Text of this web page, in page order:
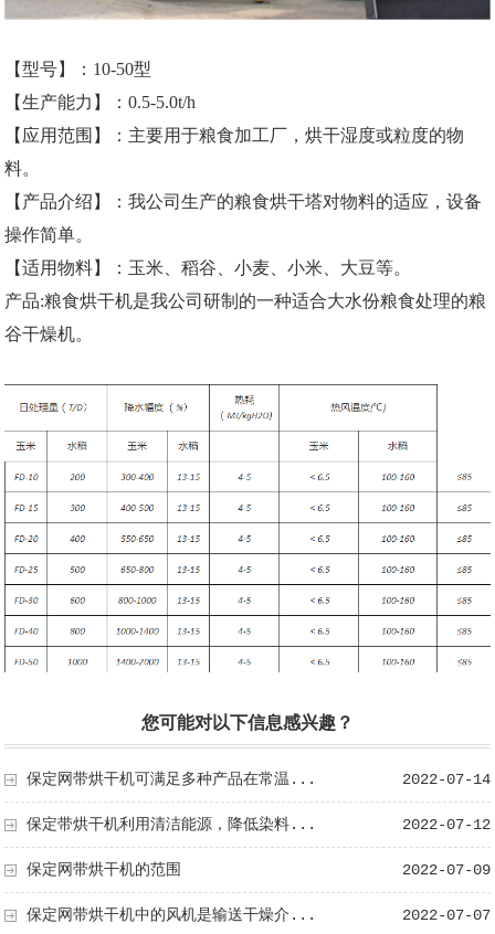
【型号】：10-50型
【生产能力】：0.5-5.0t/h
【应用范围】：主要用于粮食加工厂，烘干湿度或粒度的物
料。
【产品介绍】：我公司生产的粮食烘干塔对物料的适应，设备
操作简单。
【适用物料】：玉米、稻谷、小麦、小米、大豆等。
产品:粮食烘干机是我公司研制的一种适合大水份粮食处理的粮
谷干燥机。
您可能对以下信息感兴趣？
2022-07-14
保定网带烘干机可满足多种产品在常温...
2022-07-12
保定带烘干机利用清洁能源，降低染料...
2022-07-09
保定网带烘干机的范围
2022-07-07
保定网带烘干机中的风机是输送干燥介...